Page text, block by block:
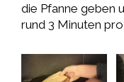
die Pfanne geben
rund 3 Minuten